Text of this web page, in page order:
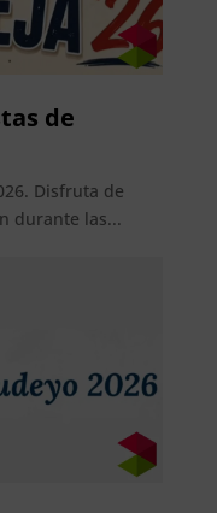
de
Disfruta de
durante las...